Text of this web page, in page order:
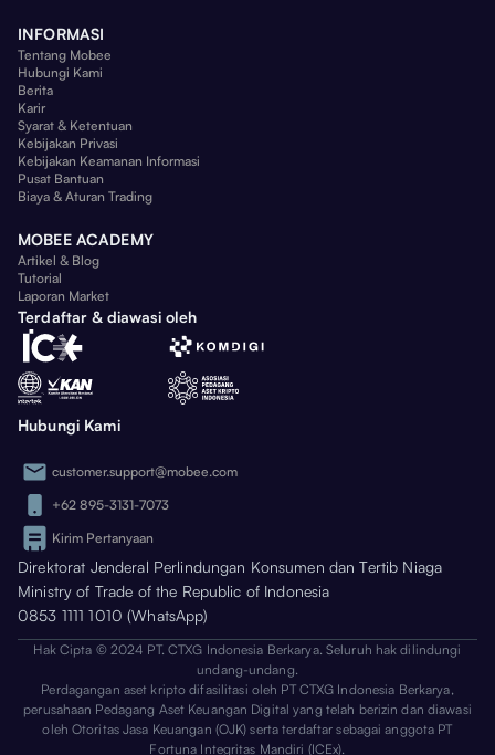
INFORMASI
Tentang Mobee
Hubungi Kami
Berita
Karir
Syarat & Ketentuan
Kebijakan Privasi
Kebijakan Keamanan Informasi
Pusat Bantuan
Biaya & Aturan Trading
MOBEE ACADEMY
Artikel & Blog
Tutorial
Laporan Market
Terdaftar & diawasi oleh
Hubungi Kami
customer.support@mobee.com
+62 895-3131-7073
Kirim Pertanyaan
Direktorat Jenderal Perlindungan Konsumen dan Tertib Niaga
Ministry of Trade of the Republic of Indonesia
0853 1111 1010 (WhatsApp)
Hak Cipta © 2024 PT. CTXG Indonesia Berkarya. Seluruh hak dilindungi
undang-undang.
Perdagangan aset kripto difasilitasi oleh PT CTXG Indonesia Berkarya,
perusahaan Pedagang Aset Keuangan Digital yang telah berizin dan diawasi
oleh Otoritas Jasa Keuangan (OJK) serta terdaftar sebagai anggota PT
Fortuna Integritas Mandiri (ICEx).